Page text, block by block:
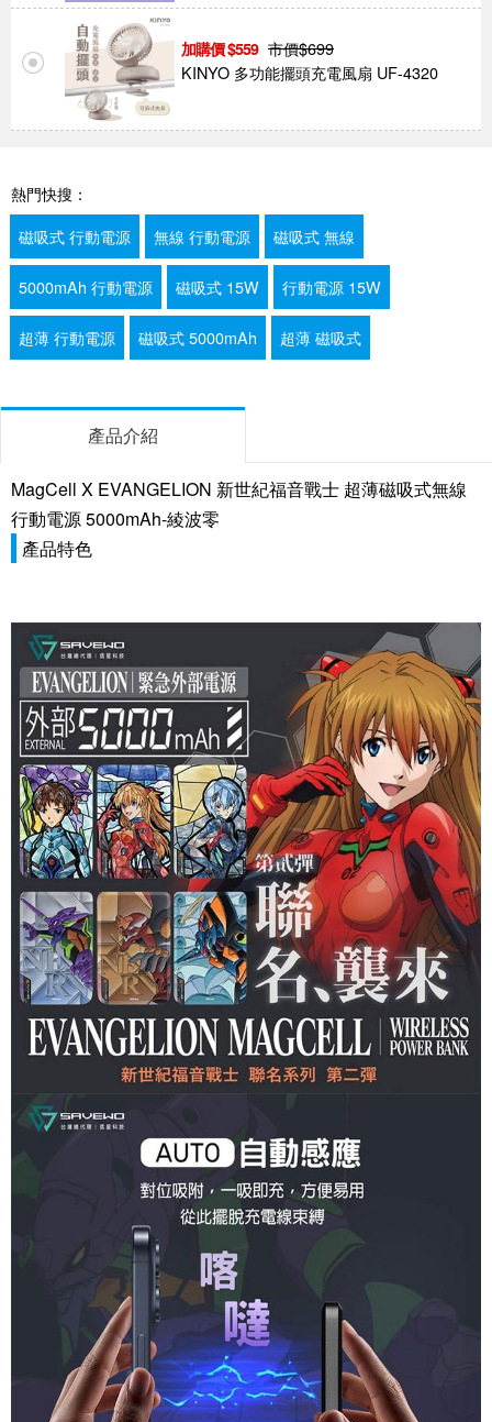
559 市價$699
KINYO 多功能擺頭充電風扇 UF-4320
熱門快搜：
磁吸式 行動電源
無線 行動電源 磁吸式 無線
5000mAh 行動電源 磁吸式 15W 行動電源 15W
超薄 行動電源 磁吸式 5000mAh 超薄 磁吸式
產品介紹
MagCell X EVANGELION 新世紀福音戰士 超薄磁吸式無線
行動電源 5000mAh-綾波零
產品特色